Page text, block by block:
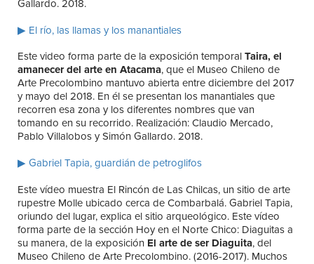
Gallardo. 2018.
▶ El río, las llamas y los manantiales
Este video forma parte de la exposición temporal Taira, el
amanecer del arte en Atacama, que el Museo Chileno de
Arte Precolombino mantuvo abierta entre diciembre del 2017
y mayo del 2018. En él se presentan los manantiales que
recorren esa zona y los diferentes nombres que van
tomando en su recorrido. Realización: Claudio Mercado,
Pablo Villalobos y Simón Gallardo. 2018.
▶ Gabriel Tapia, guardián de petroglifos
Este vídeo muestra El Rincón de Las Chilcas, un sitio de arte
rupestre Molle ubicado cerca de Combarbalá. Gabriel Tapia,
oriundo del lugar, explica el sitio arqueológico. Este vídeo
forma parte de la sección Hoy en el Norte Chico: Diaguitas a
su manera, de la exposición El arte de ser Diaguita, del
Museo Chileno de Arte Precolombino. (2016-2017). Muchos